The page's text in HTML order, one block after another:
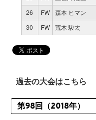
26
FW 森本 ヒマン
30
FW 荒木 駿太
過去の大会はこちら